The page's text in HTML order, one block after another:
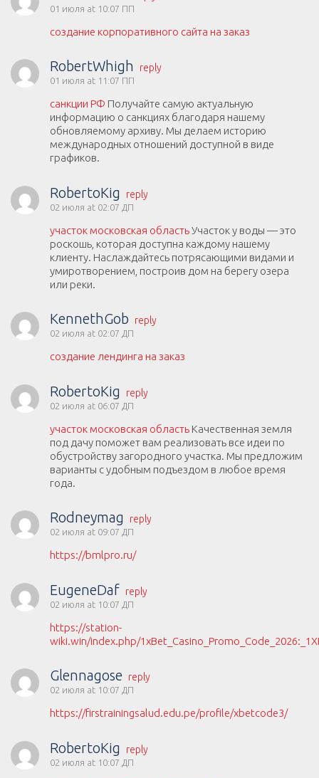
01 июля at 10:07 ПП
создание корпоративного сайта на заказ
RobertWhigh reply
01 июля at 11:07 ПП
санкции РФ Получайте самую актуальную
информацию о санкциях благодаря нашему
обновляемому архиву. Мы делаем историю
международных отношений доступной в виде
графиков.
RobertoKig reply
02 июля at 02:07 ДП
участок московская областьУчасток у воды — это
роскошь, которая доступна каждому нашему
клиенту. Наслаждайтесь потрясающими видами и
умиротворением, построив дом на берегу озера
или реки.
KennethGob reply
02 июля at 02:07 ДП
создание лендинга на заказ
RobertoKig reply
02 июля at 06:07 ДП
участок московская область Качественная земля
под дачу поможет вам реализовать все идеи по
обустройству загородного участка. Мы предложим
варианты с удобным подъездом в любое время
года.
Rodneymag reply
02 июля at 09:07 ДП
https://bmlpro.ru/
EugeneDaf reply
02 июля at 10:07 ДП
https://station-
wiki.win/index.php/
Glennagose reply
02 июля at 10:07 ДП
https://firstrainingsalud.edu.pe/profile/xbetcode3/
RobertoKig reply
02 июля at 10:07 ДП